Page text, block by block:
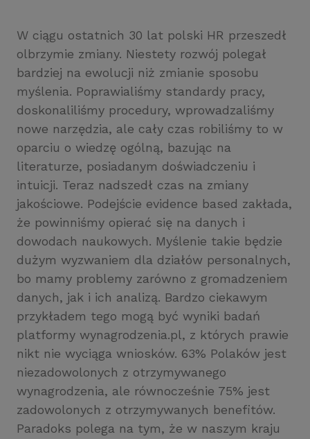
W ciągu ostatnich 30 lat polski HR przeszedł
olbrzymie zmiany. Niestety rozwój polegał
bardziej na ewolucji niż zmianie sposobu
myślenia. Poprawialiśmy standardy pracy,
doskonaliliśmy procedury, wprowadzaliśmy
nowe narzędzia, ale cały czas robiliśmy to w
oparciu o wiedzę ogólną, bazując na
literaturze, posiadanym doświadczeniu i
intuicji. Teraz nadszedł czas na zmiany
jakościowe. Podejście evidence based zakłada,
że powinniśmy opierać się na danych i
dowodach naukowych. Myślenie takie będzie
dużym wyzwaniem dla działów personalnych,
bo mamy problemy zarówno z gromadzeniem
danych, jak i ich analizą. Bardzo ciekawym
przykładem tego mogą być wyniki badań
platformy wynagrodzenia.pl, z których prawie
nikt nie wyciąga wniosków. 63% Polaków jest
niezadowolonych z otrzymywanego
wynagrodzenia, ale równocześnie 75% jest
zadowolonych z otrzymywanych benefitów.
Paradoks polega na tym, że w naszym kraju